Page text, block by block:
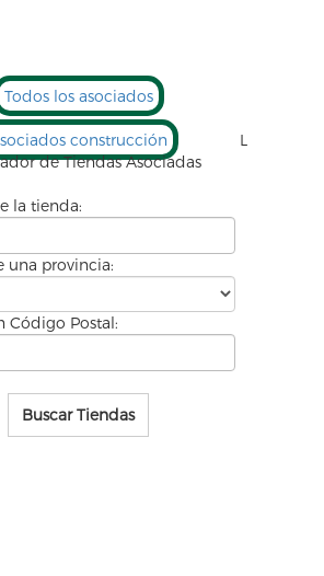
Todos los asociados
construcción
L
deTiendas Asociadas
la tienda:
una provincia:
Código Postal:
Buscar Tiendas